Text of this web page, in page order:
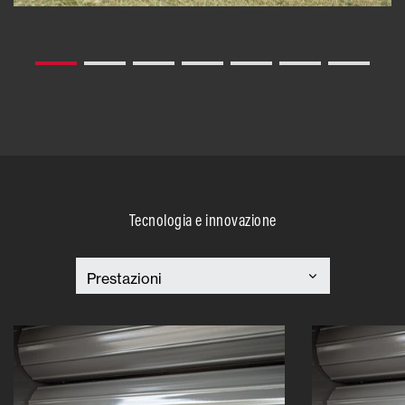
Tecnologia e innovazione